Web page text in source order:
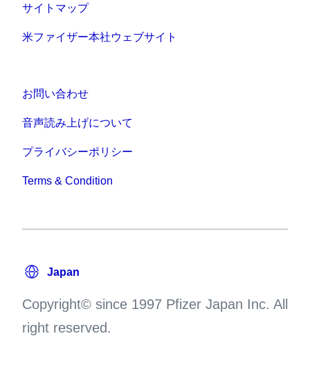
サイトマップ
米ファイザー本社ウェブサイト
お問い合わせ
音声読み上げについて
プライバシーポリシー
Terms & Condition
Copyright© since 1997 Pfizer Japan Inc. All
right reserved.